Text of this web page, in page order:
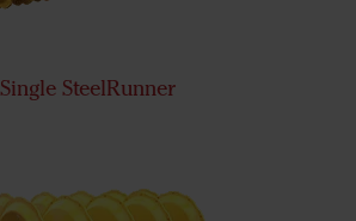
Single SteelRunner